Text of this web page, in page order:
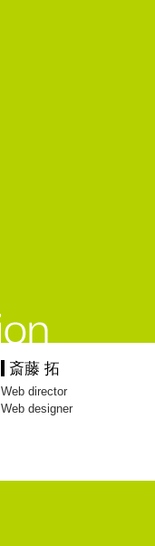
斎藤 拓
Web director
Web designer